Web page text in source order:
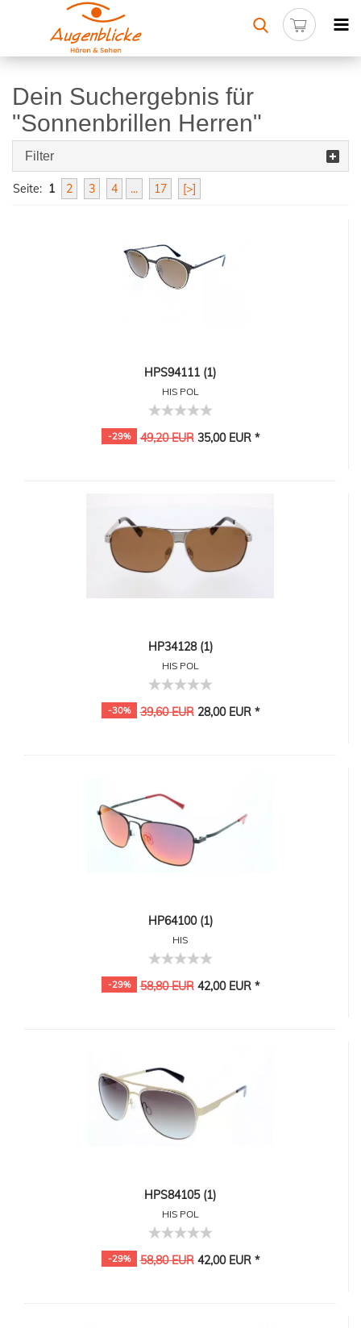
Dein Suchergebnis für
"Sonnenbrillen Herren"
Filter
Seite: 1 2 3 4 ... 17 [>]
HPS94111 (1)
HIS POL
-29% 49,20 EUR35,00 EUR *
HP34128 (1)
HIS POL
-30% 39,60 EUR28,00 EUR *
HP64100 (1)
HIS
-29% 58,80 EUR42,00 EUR *
HPS84105 (1)
HIS POL
-29% 58,80 EUR42,00 EUR *